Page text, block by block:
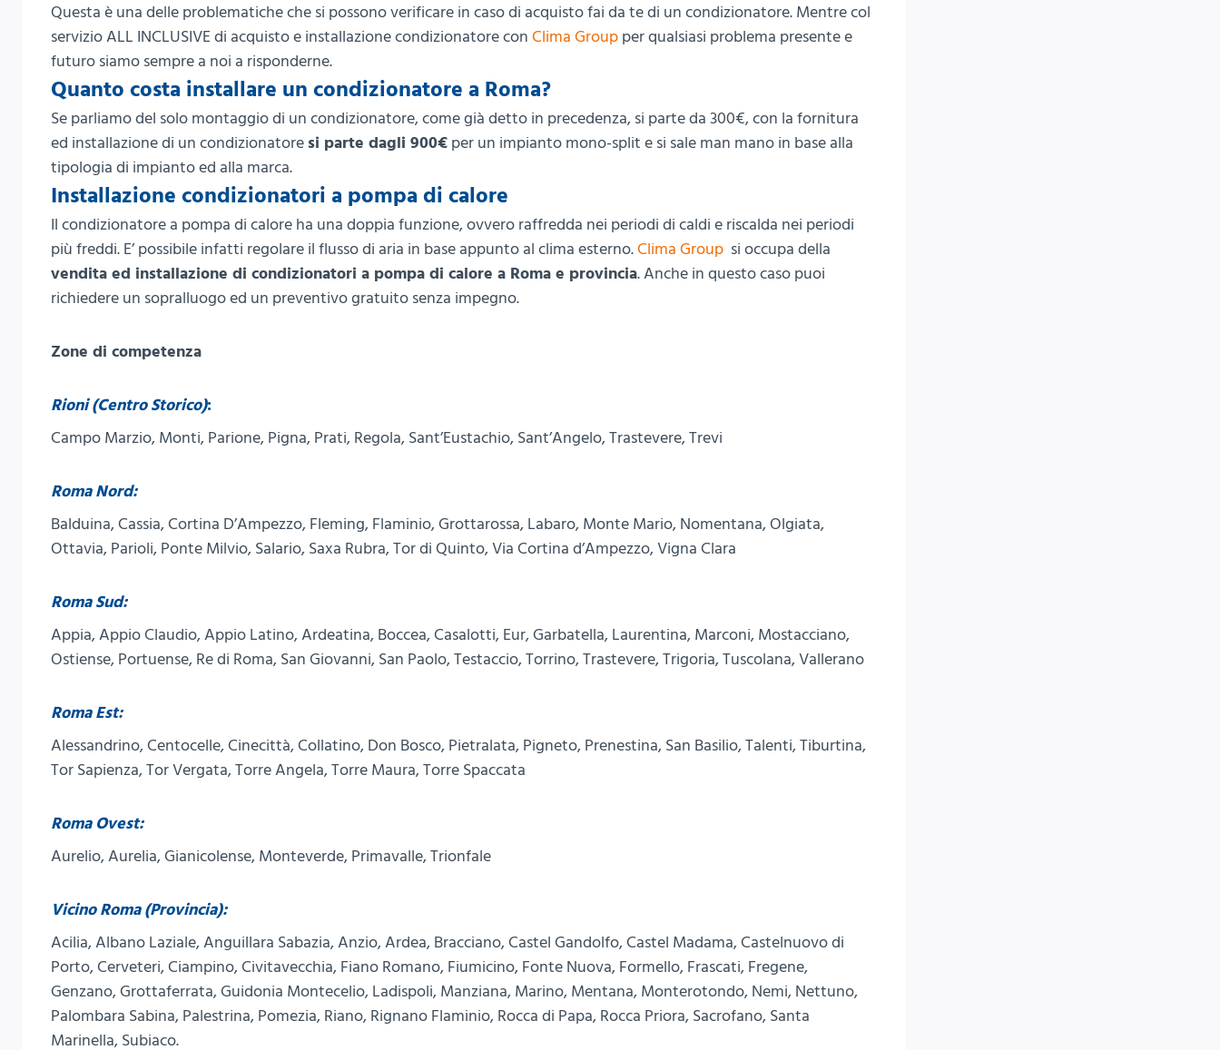
Questa è una delle problematiche che si possono verificare in caso di acquisto fai da te di un condizionatore. Mentre col
servizio ALL INCLUSIVE di acquisto e installazione condizionatore con Clima Group per qualsiasi problema presente e
futuro siamo sempre a noi a risponderne.
Quanto costa installare un condizionatore a Roma?
Se parliamo del solo montaggio di un condizionatore, come già detto in precedenza, si parte da 300€, con la fornitura
ed installazione di un condizionatore si parte dagli 900€ per un impianto mono-split e si sale man mano in base alla
tipologia di impianto ed alla marca.
Installazione condizionatori a pompa di calore
Il condizionatore a pompa di calore ha una doppia funzione, ovvero raffredda nei periodi di caldi e riscalda nei periodi
più freddi. E’ possibile infatti regolare il flusso di aria in base appunto al clima esterno.Clima Group si occupa della
vendita ed installazione di condizionatori a pompa di calore a Roma e provincia. Anche in questo caso puoi
richiedere un sopralluogo ed un preventivo gratuito senza impegno.
Zone di competenza
Rioni (Centro Storico):
Campo Marzio, Monti, Parione, Pigna, Prati, Regola, Sant’Eustachio, Sant’Angelo, Trastevere, Trevi
Roma Nord:
Balduina, Cassia, Cortina D’Ampezzo, Fleming, Flaminio, Grottarossa, Labaro, Monte Mario, Nomentana, Olgiata,
Ottavia, Parioli, Ponte Milvio, Salario, Saxa Rubra, Tor di Quinto, Via Cortina d’Ampezzo, Vigna Clara
Roma Sud:
Appia, Appio Claudio, Appio Latino, Ardeatina, Boccea, Casalotti, Eur, Garbatella, Laurentina, Marconi, Mostacciano,
Ostiense, Portuense, Re di Roma, San Giovanni, San Paolo, Testaccio, Torrino, Trastevere, Trigoria, Tuscolana, Vallerano
Roma Est:
Alessandrino, Centocelle, Cinecittà, Collatino, Don Bosco, Pietralata, Pigneto, Prenestina, San Basilio, Talenti, Tiburtina,
Tor Sapienza, Tor Vergata, Torre Angela, Torre Maura, Torre Spaccata
Roma Ovest:
Aurelio, Aurelia, Gianicolense, Monteverde, Primavalle, Trionfale
Vicino Roma (Provincia):
Acilia, Albano Laziale, Anguillara Sabazia, Anzio, Ardea, Bracciano, Castel Gandolfo, Castel Madama, Castelnuovo di
Porto, Cerveteri, Ciampino, Civitavecchia, Fiano Romano, Fiumicino, Fonte Nuova, Formello, Frascati, Fregene,
Genzano, Grottaferrata, Guidonia Montecelio, Ladispoli, Manziana, Marino, Mentana, Monterotondo, Nemi, Nettuno,
Palombara Sabina, Palestrina, Pomezia, Riano, Rignano Flaminio, Rocca di Papa, Rocca Priora, Sacrofano, Santa
Marinella, Subiaco.